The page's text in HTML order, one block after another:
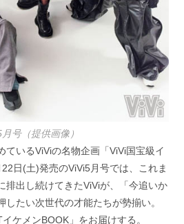
号（提供画像）
ているViViの名物企画「ViVi国宝級イ
日(土)発売のViVi5月号では、これま
排出し続けてきたViViが、「今追いか
したい次世代の才能たちが勢揃い。
ケメンBOOK」をお届けする。